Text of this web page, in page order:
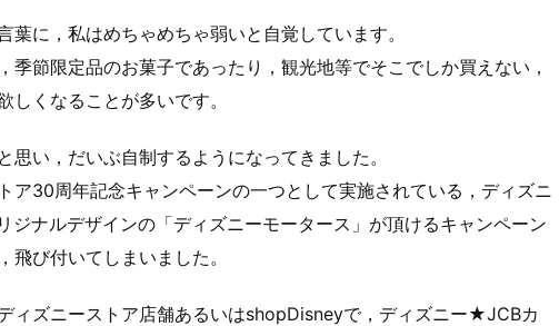
葉に，私はめちゃめちゃ弱いと自覚しています。
季節限定品のお菓子であったり，観光地等でそこでしか買えない，
しくなることが多いです。
思い，だいぶ自制するようになってきました。
ア30周年記念キャンペーンの一つとして実施されている，ディズニ
ナルデザインの「ディズニーモータース」が頂けるキャンペーン
飛び付いてしまいました。
ィズニーストア店舗あるいはshopDisneyで，ディズニー★JCBカ